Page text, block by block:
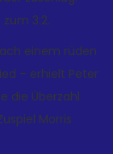
3:2.
einem rüden
– erhielt Peter
die Überzahl
Morris